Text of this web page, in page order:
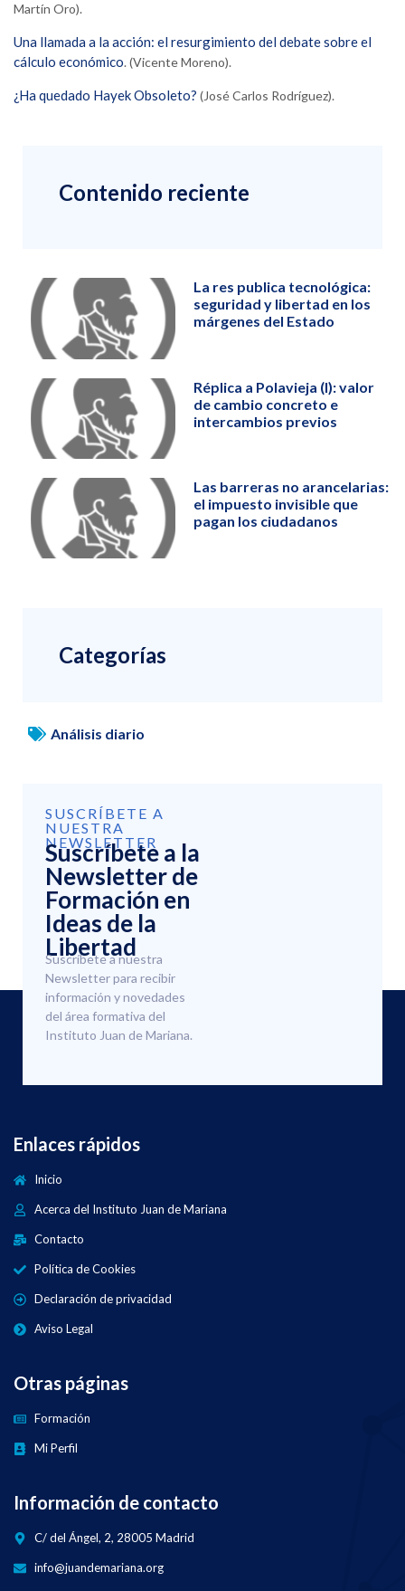
Martín Oro).
Una llamada a la acción: el resurgimiento del debate sobre el
cálculo económico. (Vicente Moreno).
¿Ha quedado Hayek Obsoleto? (José Carlos Rodríguez).
Contenido reciente
La res publica tecnológica:
seguridad y libertad en los
márgenes del Estado
Réplica a Polavieja (I): valor
de cambio concreto e
intercambios previos
Las barreras no arancelarias:
el impuesto invisible que
pagan los ciudadanos
Categorías
Análisis diario
SUSCRÍBETE A
NUESTRA
NEWSLETTER
Suscríbete a la
Newsletter de
Formación en
Ideas de la
Libertad
Suscríbete a nuestra
Newsletter para recibir
información y novedades
del área formativa del
Instituto Juan de Mariana.
Enlaces rápidos
Inicio
Acerca del Instituto Juan de Mariana
Contacto
Política de Cookies
Declaración de privacidad
Aviso Legal
Otras páginas
Formación
Mi Perfil
Información de contacto
C/ del Ángel, 2, 28005 Madrid
info@juandemariana.org